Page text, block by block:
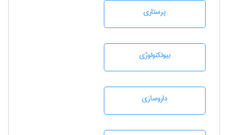
پرستاری
بيوتكنولوژی
داروسازی